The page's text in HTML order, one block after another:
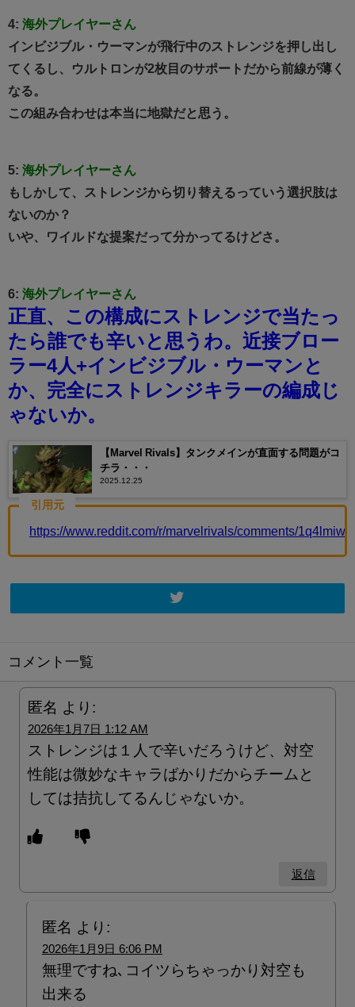
4: 海外プレイヤーさん
インビジブル・ウーマンが飛行中のストレンジを押し出し
てくるし、ウルトロンが2枚目のサポートだから前線が薄く
なる。
この組み合わせは本当に地獄だと思う。
5: 海外プレイヤーさん
もしかして、ストレンジから切り替えるっていう選択肢は
ないのか？
いや、ワイルドな提案だって分かってるけどさ。
6: 海外プレイヤーさん
正直、この構成にストレンジで当たっ
たら誰でも辛いと思うわ。 近接ブロー
ラー4人+インビジブル・ウーマンと
か、完全にストレンジキラーの編成じ
ゃないか。
【Marvel Rivals】タンクメインが直面する問題がコ
チラ・・・
2025.12.25
引用元
https://www.reddit.com/r/marvelrivals/comments/
コメント一覧
匿名 より:
2026年1月7日 1:12 AM
ストレンジは１人で辛いだろうけど、対空
性能は微妙なキャラばかりだからチームと
しては拮抗してるんじゃないか。
返信
匿名 より:
2026年1月9日 6:06 PM
無理ですね､コイツらちゃっかり対空も
出来る